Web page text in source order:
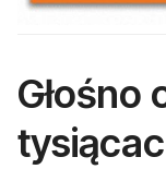
Głośno